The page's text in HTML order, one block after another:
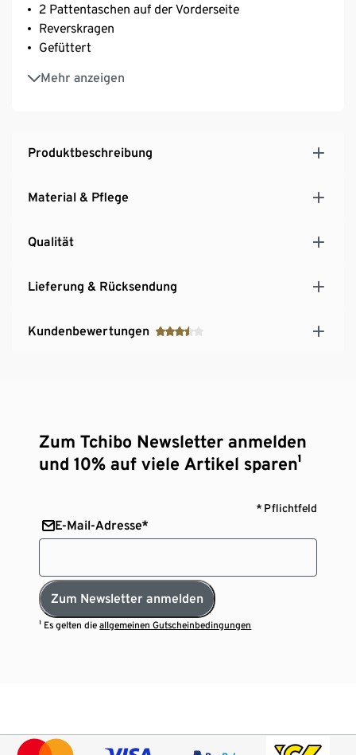
2 Pattentaschen auf der Vorderseite
Reverskragen
Gefüttert
Mehr anzeigen
Rückseite mit Teilungsnaht und Saumschlitz
Zier-Paspeltasche auf der Brust
Tragekomfort
Produktbeschreibung
Material & Pflege
Qualität
Lieferung & Rücksendung
Kundenbewertungen
Zum Tchibo Newsletter anmelden
und 10% auf viele Artikel sparen¹
* Pflichtfeld
E-Mail-Adresse*
Zum Newsletter anmelden
¹ Es gelten dieallgemeinen Gutscheinbedingungen